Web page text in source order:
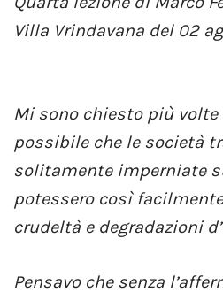
Villa Vrindavana del 02
Mi sono chiesto più volte
possibile che le società
solitamente imperniate
potessero così
crudeltà e degradazioni
Pensavo che senza